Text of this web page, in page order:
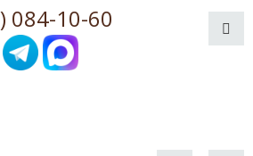
084-10-60